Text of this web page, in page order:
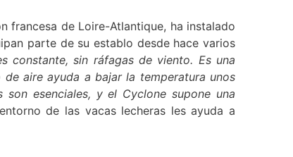
francesa de Loire-Atlantique, ha instalado
parte de su establo desde hace varios
constante, sin ráfagas de viento. Es una
aire ayuda a bajar la temperatura unos
esenciales, y el Cyclone supone una
de las vacas lecheras les ayuda a